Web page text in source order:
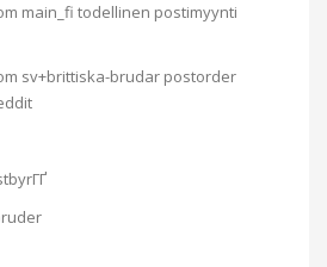
main_fi todellinen postimyynti
sv+brittiska-brudar postorder